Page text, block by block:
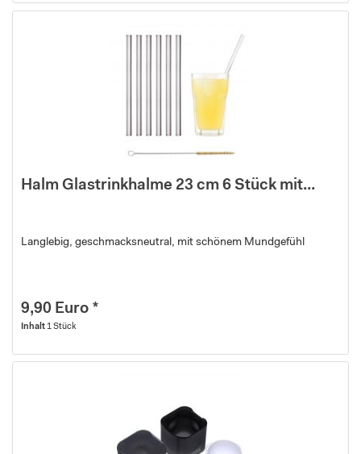
Halm Glastrinkhalme 23 cm 6 Stück mit...
Langlebig, geschmacksneutral, mit schönem Mundgefühl
9,90 Euro *
Inhalt 1 Stück